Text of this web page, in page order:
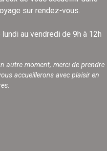
sur rendez-vous.
au vendredi de 9h à 12h
autre moment, merci de prendre
accueillerons avec plaisir en